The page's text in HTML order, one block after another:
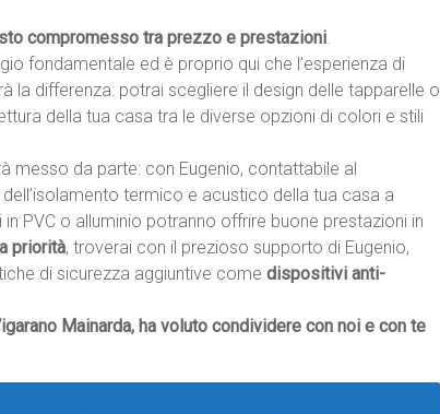
compromesso tra prezzo e prestazioni.
fondamentale ed è proprio qui che l’esperienza di
la differenza: potrai scegliere il design delle tapparelle o
della tua casa tra le diverse opzioni di colori e stili
messo da parte: con Eugenio, contattabile al
termico e acustico della tua casa a
PVC o alluminio potranno offrire buone prestazioni in
priorità, troverai con il prezioso supporto di Eugenio,
di sicurezza aggiuntive come dispositivi anti-
Mainarda, ha voluto condividere con noi e con te